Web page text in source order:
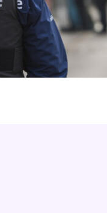
d’une vidéo